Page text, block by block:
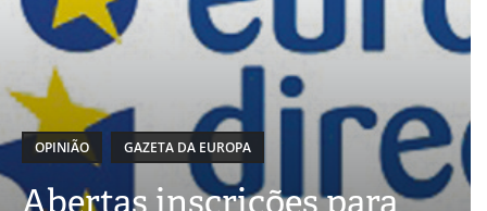
OPINIÃO GAZETA DA EUROPA
Abertas inscrições para